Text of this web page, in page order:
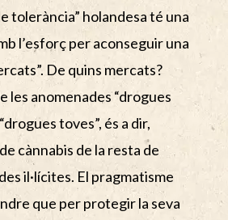
tolerància” holandesa té una
l’esforç per aconseguir una
De quins mercats?
les anomenades “drogues
toves”, és a dir,
cànnabis de la resta de
il·lícites. El pragmatisme
que per protegir la seva